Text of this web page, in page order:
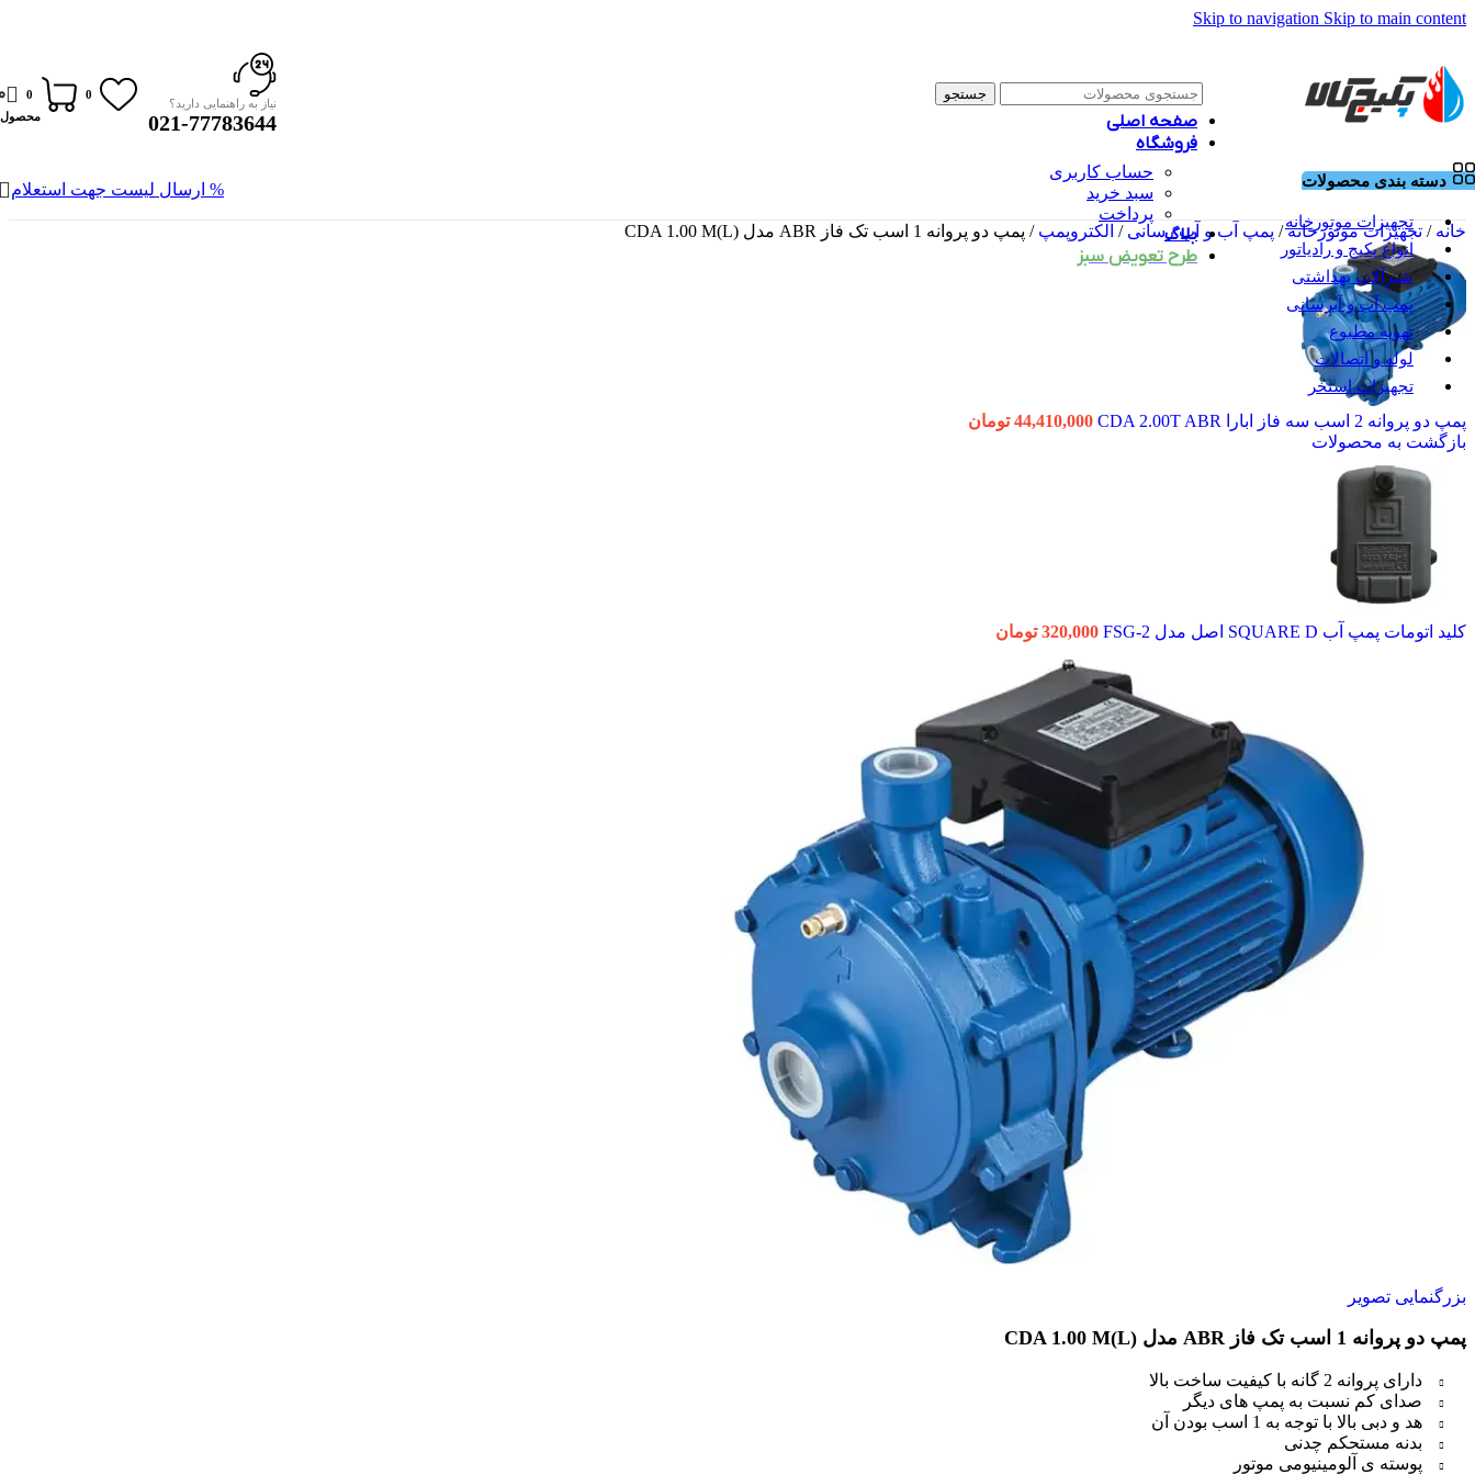
Skip to navigation Skip to main content
جستجو
نیاز به راهنمایی دارید؟
021-77783644
0
0
محصول
دسته بندی محصولات
تجهیزات موتورخانه
انواع پکیج و رادیاتور
شیرآلات بهداشتی
پمپ آب و آبرسانی
تهویه مطبوع
لوله و اتصالات
تجهیزات استخر
صفحه اصلی
فروشگاه
حساب کاربری
سبد خرید
پرداخت
بلاگ
طرح تعویض سبز
% ارسال لیست جهت استعلام
خانه/ تجهیزات موتورخانه/ پمپ آب و آب رسانی/ الکتروپمپ/ پمپ دو پروانه 1 اسب تک فاز ABR مدل (CDA 1.00 M(L
پمپ دو پروانه 2 اسب سه فاز ابارا CDA 2.00T ABR 44,410,000 تومان
بازگشت به محصولات
کلید اتومات پمپ آب SQUARE D اصل مدل FSG-2 320,000 تومان
بزرگنمایی تصویر
پمپ دو پروانه 1 اسب تک فاز ABR مدل (CDA 1.00 M(L
دارای پروانه 2 گانه با کیفیت ساخت بالا
صدای کم نسبت به پمپ های دیگر
هد و دبی بالا با توجه به 1 اسب بودن آن
بدنه مستحکم چدنی
پوسته ی آلومینیومی موتور